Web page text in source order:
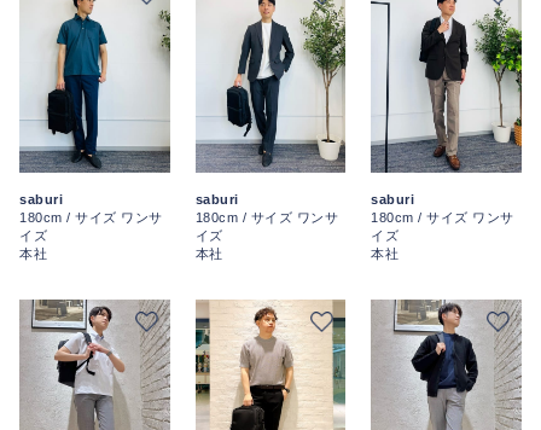
saburi
180cm / サイズ ワンサ
イズ
本社
saburi
180cm / サイズ ワンサ
イズ
本社
saburi
180cm / サイズ ワンサ
イズ
本社